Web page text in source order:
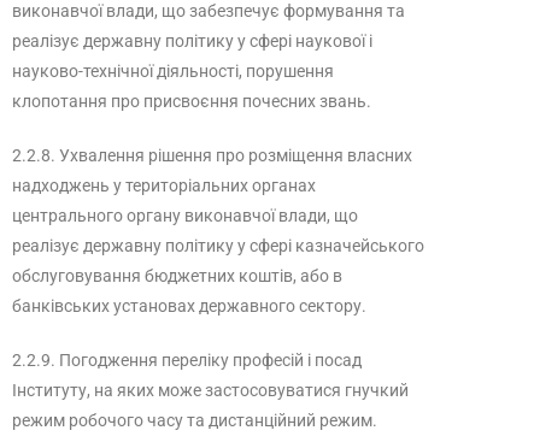
виконавчої влади, що забезпечує формування та
реалізує державну політику у сфері наукової і
науково-технічної діяльності, порушення
клопотання про присвоєння почесних звань.
2.2.8. Ухвалення рішення про розміщення власних
надходжень у територіальних органах
центрального органу виконавчої влади, що
реалізує державну політику у сфері казначейського
обслуговування бюджетних коштів, або в
банківських установах державного сектору.
2.2.9. Погодження переліку професій і посад
Інституту, на яких може застосовуватися гнучкий
режим робочого часу та дистанційний режим.